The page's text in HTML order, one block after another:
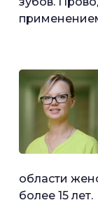
области
более 15 лет.